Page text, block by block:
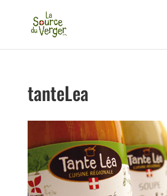
tanteLea